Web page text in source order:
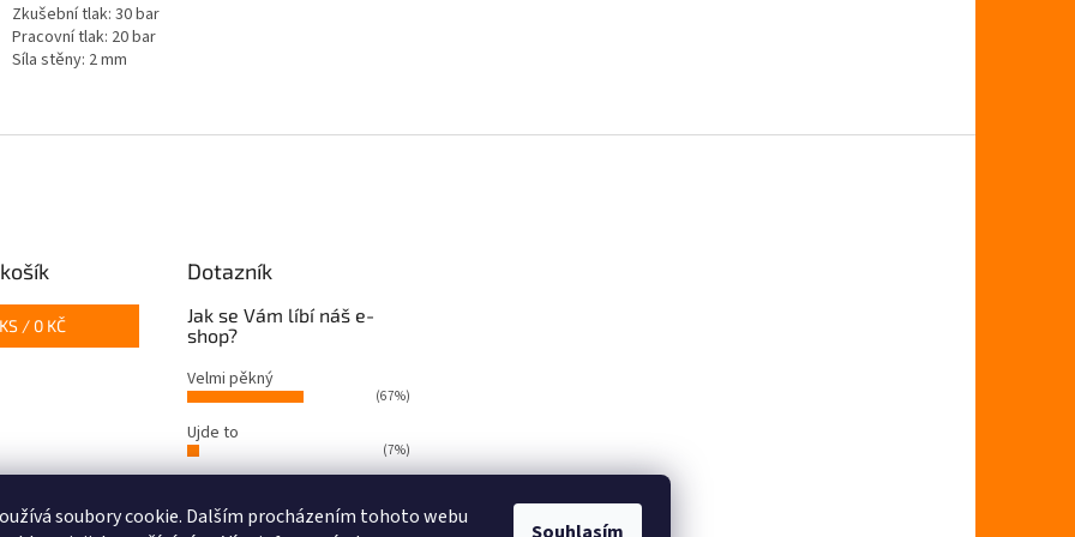
soubory cookie. Dalším procházením tohoto webu
Zkušební tlak: 30 bar
Pracovní tlak: 20 bar
Síla stěny: 2 mm
/ 0 KČ
Dotazník
Jak se Vám líbí náš e-
shop?
Velmi pěkný
(67%)
Ujde to
(7%)